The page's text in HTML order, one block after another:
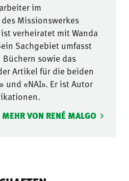
im
Missionswerkes
verheiratet mit Wanda
Sachgebiet umfasst
sowie das
Artikel für die beiden
und «NAI». Er ist Autor
MEHR VON RENÉ MALGO